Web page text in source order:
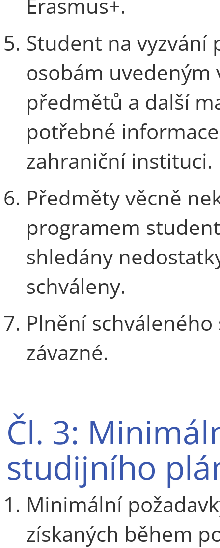
Student na vyzvání
osobám uvedeným
předmětů a další
potřebné
zahraniční instituci.
Předměty věcně
programem
shledány
schváleny.
Plnění
závazné.
Čl. 3:
studijního
Minimální
získaných během